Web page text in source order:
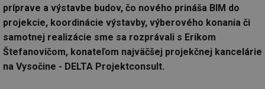
príprave a výstavbe budov, čo nového prináša BIM do
projekcie, koordinácie výstavby, výberového konania či
samotnej realizácie sme sa rozprávali s Erikom
Štefanovičom, konateľom najväčšej projekčnej kancelárie
na Vysočine - DELTA Projektconsult.